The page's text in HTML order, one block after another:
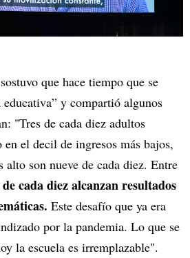
que hace tiempo que se
educativa” y compartió algunos
"Tres de cada diez adultos
el decil de ingresos más bajos,
alto son nueve de cada diez. Entre
cada diez alcanzan resultados
Este desafío que ya era
por la pandemia. Lo que se
la escuela es irremplazable".